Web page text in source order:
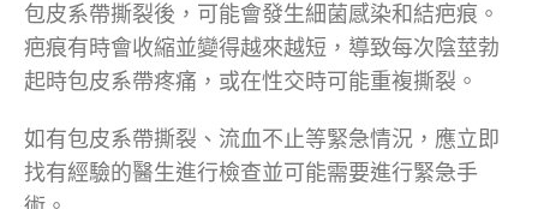
包皮系帶撕裂後，可能會發生細菌感染和結疤痕。
疤痕有時會收縮並變得越來越短，導致每次陰莖勃
起時包皮系帶疼痛，或在性交時可能重複撕裂。
如有包皮系帶撕裂、流血不止等緊急情況，應立即
找有經驗的醫生進行檢查並可能需要進行緊急手